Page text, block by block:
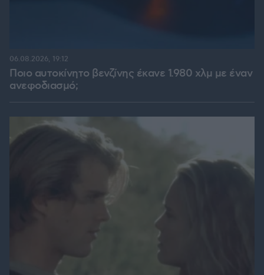
Ποιο αυτοκίνητο βενζίνης έκανε 1.980 χλμ με έναν
ανεφοδιασμό;
06.08.2026, 19:12